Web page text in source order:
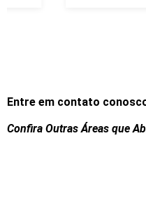
Entre em contato
Confira Outras Áreas que